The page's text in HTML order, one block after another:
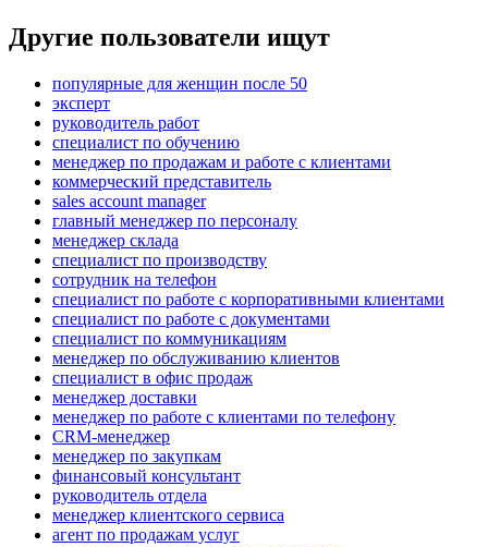
Другие пользователи ищут
популярные для женщин после 50
эксперт
руководитель работ
специалист по обучению
менеджер по продажам и работе с клиентами
коммерческий представитель
sales account manager
главный менеджер по персоналу
менеджер склада
специалист по производству
сотрудник на телефон
специалист по работе с корпоративными клиентами
специалист по работе с документами
специалист по коммуникациям
менеджер по обслуживанию клиентов
специалист в офис продаж
менеджер доставки
менеджер по работе с клиентами по телефону
CRM-менеджер
менеджер по закупкам
финансовый консультант
руководитель отдела
менеджер клиентского сервиса
агент по продажам услуг